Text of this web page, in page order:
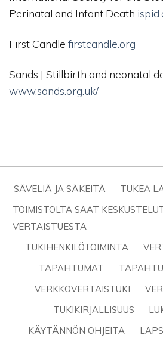
Perinatal and Infant Death
First Candle firstcandle.org
Sands | Stillbirth and neonatal
www.sands.org.uk/
SÄVELIÄ JA SÄKEITÄ
TUKEA
TOIMISTOLTA SAAT
VERTAISTUESTA
TUKIHENKILÖTOIMINTA
TAPAHTUMAT
VERKKOVERTAISTUKI
TUKIKIRJALLISUUS
KÄYTÄNNÖN OHJEITA